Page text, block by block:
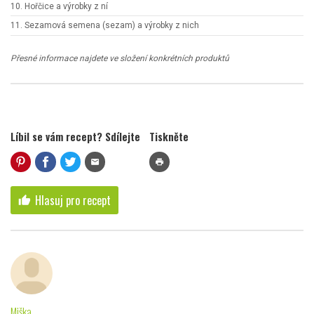
10. Hořčice a výrobky z ní
11. Sezamová semena (sezam) a výrobky z nich
Přesné informace najdete ve složení konkrétních produktů
Líbil se vám recept? Sdílejte
mail
Tiskněte
print
thumb_up Hlasuj pro recept